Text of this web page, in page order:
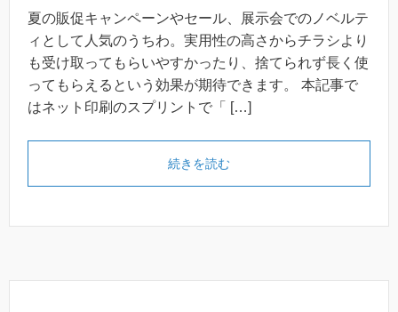
夏の販促キャンペーンやセール、展示会でのノベルテ
ィとして人気のうちわ。実用性の高さからチラシより
も受け取ってもらいやすかったり、捨てられず長く使
ってもらえるという効果が期待できます。 本記事で
はネット印刷のスプリントで「 […]
続きを読む「オリジナルうちわを注文し